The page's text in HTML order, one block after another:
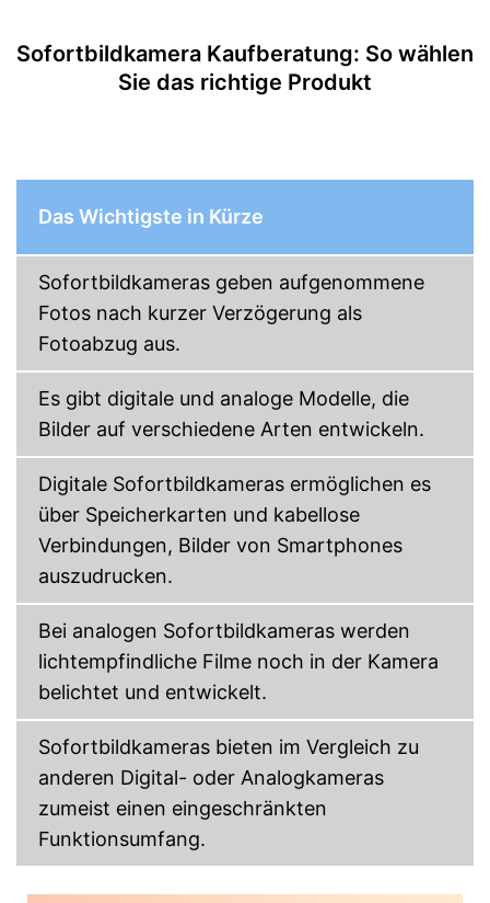
Sofortbildkamera Kaufberatung: So wählen
Sie das richtige Produkt
Das Wichtigste in Kürze
Sofortbildkameras geben aufgenommene
Fotos nach kurzer Verzögerung als
Fotoabzug aus.
Es gibt digitale und analoge Modelle, die
Bilder auf verschiedene Arten entwickeln.
Digitale Sofortbildkameras ermöglichen es
über Speicherkarten und kabellose
Verbindungen, Bilder von Smartphones
auszudrucken.
Bei analogen Sofortbildkameras werden
lichtempfindliche Filme noch in der Kamera
belichtet und entwickelt.
Sofortbildkameras bieten im Vergleich zu
anderen Digital- oder Analogkameras
zumeist einen eingeschränkten
Funktionsumfang.